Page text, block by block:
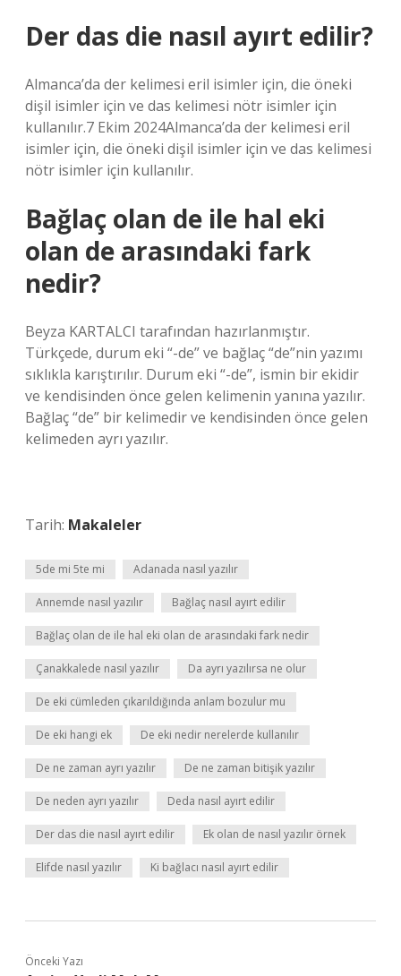
Der das die nasıl ayırt edilir?
Almanca’da der kelimesi eril isimler için, die öneki
dişil isimler için ve das kelimesi nötr isimler için
kullanılır.7 ​​Ekim 2024Almanca’da der kelimesi eril
isimler için, die öneki dişil isimler için ve das kelimesi
nötr isimler için kullanılır.
Bağlaç olan de ile hal eki
olan de arasındaki fark
nedir?
Beyza KARTALCI tarafından hazırlanmıştır.
Türkçede, durum eki “-de” ve bağlaç “de”nin yazımı
sıklıkla karıştırılır. Durum eki “-de”, ismin bir ekidir
ve kendisinden önce gelen kelimenin yanına yazılır.
Bağlaç “de” bir kelimedir ve kendisinden önce gelen
kelimeden ayrı yazılır.
Tarih: Makaleler
5de mi 5te mi Adanada nasıl yazılır
Annemde nasıl yazılır Bağlaç nasıl ayırt edilir
Bağlaç olan de ile hal eki olan de arasındaki fark nedir
Çanakkalede nasıl yazılır Da ayrı yazılırsa ne olur
De eki cümleden çıkarıldığında anlam bozulur mu
De eki hangi ek De eki nedir nerelerde kullanılır
De ne zaman ayrı yazılır De ne zaman bitişik yazılır
De neden ayrı yazılır Deda nasıl ayırt edilir
Der das die nasıl ayırt edilir Ek olan de nasıl yazılır örnek
Elifde nasıl yazılır Ki bağlacı nasıl ayırt edilir
Önceki Yazı